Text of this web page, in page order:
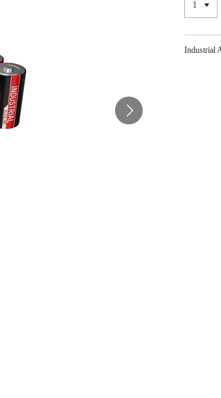
Industrial